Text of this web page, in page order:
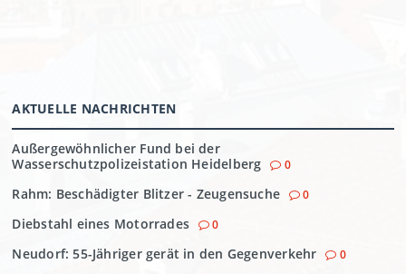
AKTUELLE NACHRICHTEN
Außergewöhnlicher Fund bei der
Wasserschutzpolizeistation Heidelberg
0
Rahm: Beschädigter Blitzer - Zeugensuche 0
Diebstahl eines Motorrades 0
Neudorf: 55-Jähriger gerät in den Gegenverkehr 0